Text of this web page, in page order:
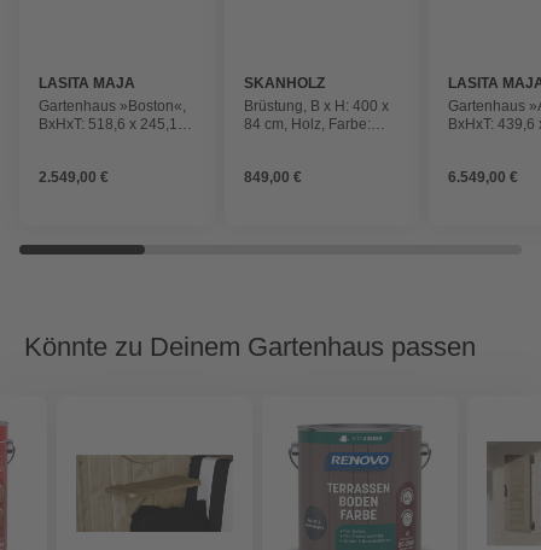
LASITA MAJA
Gartenhaus »Boston«,
BxHxT: 518,6 x 245,1 x
Holz
2.549,00 €
SKANHOLZ
Brüstung, B x H: 400 x
84 cm, Holz, Farbe:
849,00 €
LASITA
Gartenhaus
BxHxT: 439,6
schwedenrot
6.549,00 €
Könnte zu Deinem Gartenhaus passen